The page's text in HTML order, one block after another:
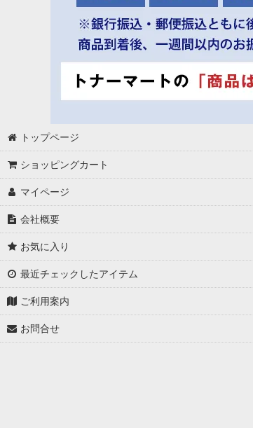
トップページ
ショッピングカート
マイページ
会社概要
お気に入り
最近チェックしたアイテム
ご利用案内
お問合せ